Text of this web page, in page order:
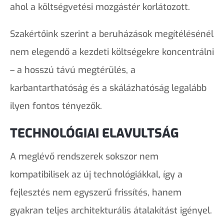
ahol a költségvetési mozgástér korlátozott.
Szakértőink szerint a beruházások megítélésénél
nem elegendő a kezdeti költségekre koncentrálni
– a hosszú távú megtérülés, a
karbantarthatóság és a skálázhatóság legalább
ilyen fontos tényezők.
TECHNOLÓGIAI ELAVULTSÁG
A meglévő rendszerek sokszor nem
kompatibilisek az új technológiákkal, így a
fejlesztés nem egyszerű frissítés, hanem
gyakran teljes architekturális átalakítást igényel.